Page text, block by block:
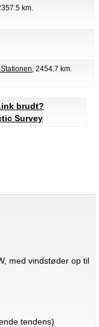
km.
, 2454.7 km.
brudt?
Survey
med vindstøder op til
tendens)